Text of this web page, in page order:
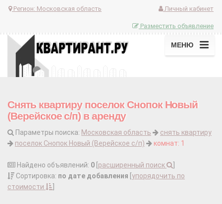
Регион: Московская область Личный кабинет
Разместить объявление
МЕНЮ
Снять квартиру поселок Снопок Новый
(Верейское с/п) в аренду
Параметры поиска: Московская область
снять квартиру
поселок Снопок Новый (Верейское с/п)
комнат: 1
Найдено объявлений: 0 расширенный поиск
Сортировка: по дате добавления упорядочить по
стоимости